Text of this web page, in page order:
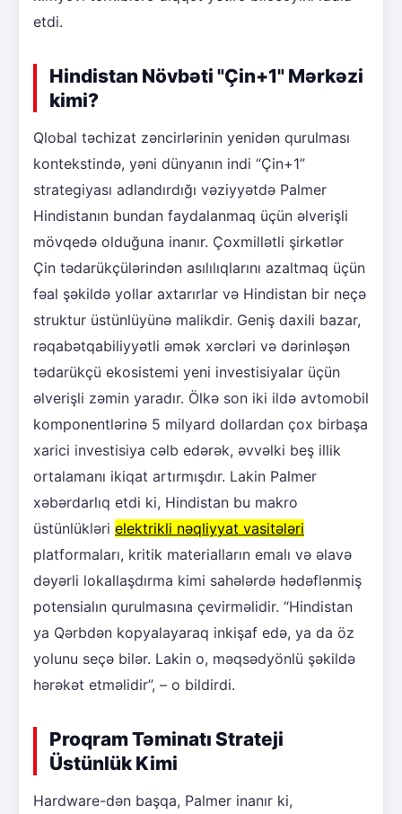
etdi.
Hindistan Növbəti "Çin+1" Mərkəzi
kimi?
Qlobal təchizat zəncirlərinin yenidən qurulması
kontekstində, yəni dünyanın indi “Çin+1”
strategiyası adlandırdığı vəziyyətdə Palmer
Hindistanın bundan faydalanmaq üçün əlverişli
mövqedə olduğuna inanır. Çoxmillətli şirkətlər
Çin tədarükçülərindən asılılıqlarını azaltmaq üçün
fəal şəkildə yollar axtarırlar və Hindistan bir neçə
struktur üstünlüyünə malikdir. Geniş daxili bazar,
rəqabətqabiliyyətli əmək xərcləri və dərinləşən
tədarükçü ekosistemi yeni investisiyalar üçün
əlverişli zəmin yaradır. Ölkə son iki ildə avtomobil
komponentlərinə 5 milyard dollardan çox birbaşa
xarici investisiya cəlb edərək, əvvəlki beş illik
ortalamanı ikiqat artırmışdır. Lakin Palmer
xəbərdarlıq etdi ki, Hindistan bu makro
üstünlükləri elektrikli nəqliyyat vasitələri
platformaları, kritik materialların emalı və əlavə
dəyərli lokallaşdırma kimi sahələrdə hədəflənmiş
potensialın qurulmasına çevirməlidir. “Hindistan
ya Qərbdən kopyalayaraq inkişaf edə, ya da öz
yolunu seçə bilər. Lakin o, məqsədyönlü şəkildə
hərəkət etməlidir”, – o bildirdi.
Proqram Təminatı Strateji
Üstünlük Kimi
Hardware-dən başqa, Palmer inanır ki,